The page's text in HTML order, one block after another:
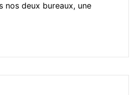
nos deux bureaux, une